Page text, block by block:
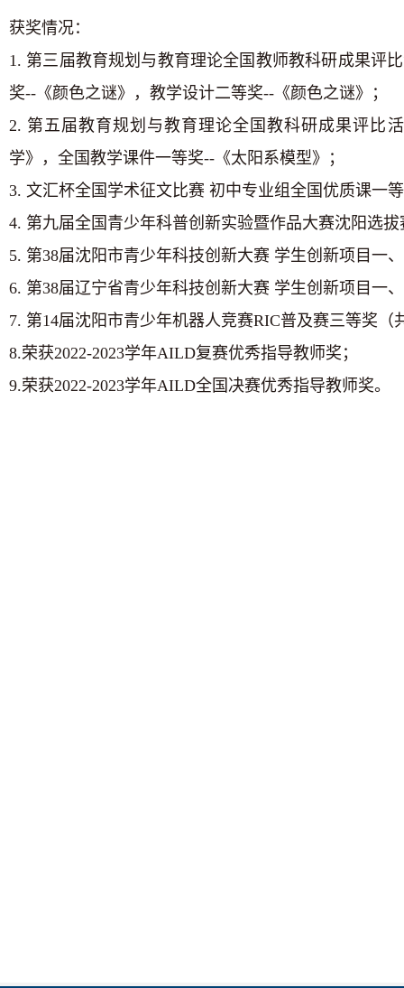
获奖情况：
1. 第三届教育规划与教育理论全国教师教科研成果评
奖-- 《颜色之谜》，教学设计二等奖-- 《颜色之谜》；
2. 第五届教育规划与教育理论全国教科研成果评比
学》，全国教学课件一等奖-- 《太阳系模型》；
3. 文汇杯全国学术征文比赛 初中专业组全国优质课一
4. 第九届全国青少年科普创新实验暨作品大赛沈阳选
5. 第38届沈阳市青少年科技创新大赛 学生创新项目一
6. 第38届辽宁省青少年科技创新大赛 学生创新项目一
7. 第14届沈阳市青少年机器人竞赛RIC普及赛三等奖（
8.荣获2022-2023学年AILD复赛优秀指导教师奖；
9.荣获2022-2023学年AILD全国决赛优秀指导教师奖。